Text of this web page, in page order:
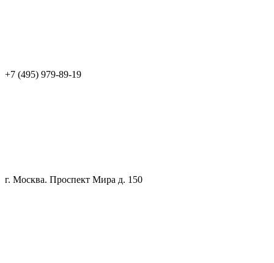
+7 (495) 979-89-19
г. Москва. Проспект Мира д. 150